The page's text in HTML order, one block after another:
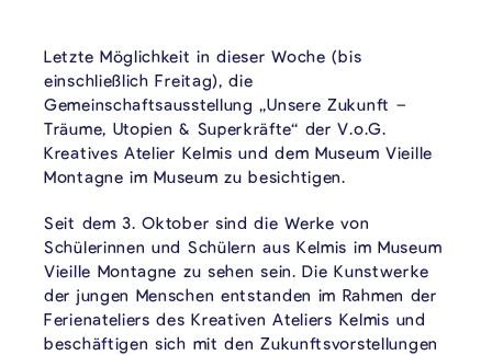
Letzte Möglichkeit in dieser Woche (bis
einschließlich Freitag), die
Gemeinschaftsausstellung „Unsere Zukunft –
Träume, Utopien & Superkräfte“ der V.o.G.
Kreatives Atelier Kelmis und dem Museum Vieille
Montagne im Museum zu besichtigen.
Seit dem 3. Oktober sind die Werke von
Schülerinnen und Schülern aus Kelmis im Museum
Vieille Montagne zu sehen sein. Die Kunstwerke
der jungen Menschen entstanden im Rahmen der
Ferienateliers des Kreativen Ateliers Kelmis und
beschäftigen sich mit den Zukunftsvorstellungen